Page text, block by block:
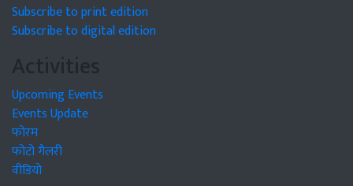
Subscribe to print edition
Subscribe to digital edition
Activities
Upcoming Events
Events Update
फोरम
फोटो गैलरी
वीडियो